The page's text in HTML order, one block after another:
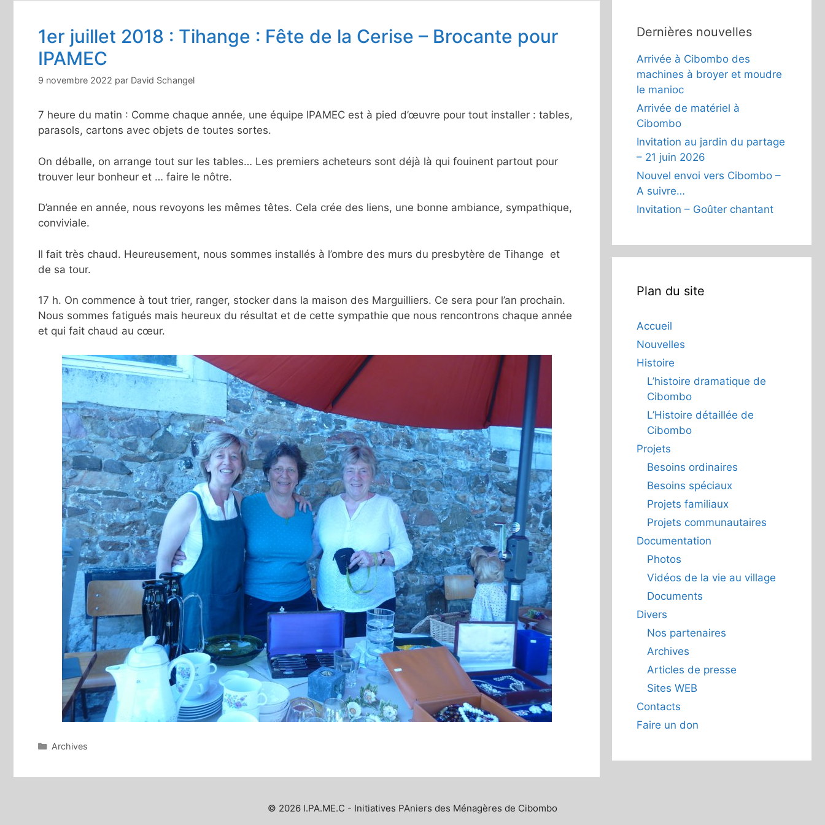
1er juillet 2018 : Tihange : Fête de la Cerise – Brocante pour
IPAMEC
9 novembre 2022 par David Schangel
7 heure du matin : Comme chaque année, une équipe IPAMEC est à pied d’œuvre pour tout installer : tables,
parasols, cartons avec objets de toutes sortes.
On déballe, on arrange tout sur les tables… Les premiers acheteurs sont déjà là qui fouinent partout pour
trouver leur bonheur et … faire le nôtre.
D’année en année, nous revoyons les mêmes têtes. Cela crée des liens, une bonne ambiance, sympathique,
conviviale.
Il fait très chaud. Heureusement, nous sommes installés à l’ombre des murs du presbytère de Tihange et
de sa tour.
17 h. On commence à tout trier, ranger, stocker dans la maison des Marguilliers. Ce sera pour l’an prochain.
Nous sommes fatigués mais heureux du résultat et de cette sympathie que nous rencontrons chaque année
et qui fait chaud au cœur.
Catégories
Archives
Dernières nouvelles
Arrivée à Cibombo des
machines à broyer et moudre
le manioc
Arrivée de matériel à
Cibombo
Invitation au jardin du partage
– 21 juin 2026
Nouvel envoi vers Cibombo –
A suivre…
Invitation – Goûter chantant
Plan du site
Accueil
Nouvelles
Histoire
L’histoire dramatique de
Cibombo
L’Histoire détaillée de
Cibombo
Projets
Besoins ordinaires
Besoins spéciaux
Projets familiaux
Projets communautaires
Documentation
Photos
Vidéos de la vie au village
Documents
Divers
Nos partenaires
Archives
Articles de presse
Sites WEB
Contacts
Faire un don
© 2026 I.PA.ME.C - Initiatives PAniers des Ménagères de Cibombo